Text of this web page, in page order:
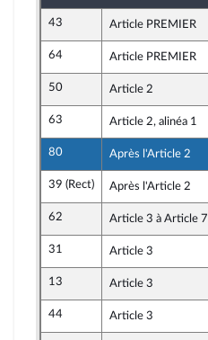
43 Article PREMIER
64 Article PREMIER
50 Article 2
63 Article 2, alinéa 1
80 Après l'Article 2
39 (Rect) Après l'Article 2
62 Article 3 à Article 7
31 Article 3
13 Article 3
44 Article 3